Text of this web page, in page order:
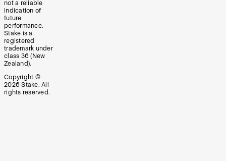
not a reliable
indication of
future
performance.
Stake is a
registered
trademark under
class 36 (New
Zealand).
Copyright ©
2026 Stake. All
rights reserved.